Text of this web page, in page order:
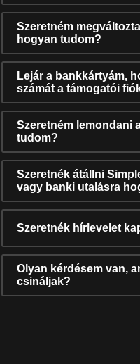
Szeretném
hogyan tudom?
Lejár a bankkártyám,
számát a támogatói
Szeretném lemondani
tudom?
Szeretnék átállni
vagy banki utalásra
Szeretnék hírlevelet
Olyan kérdésem van,
csináljak?